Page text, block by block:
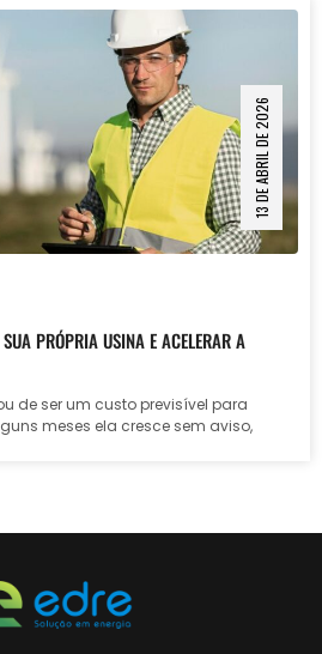
PRÓPRIA USINA E ACELERAR A
de ser um custo previsível para
meses ela cresce sem aviso,
13 DE ABRIL DE 2026